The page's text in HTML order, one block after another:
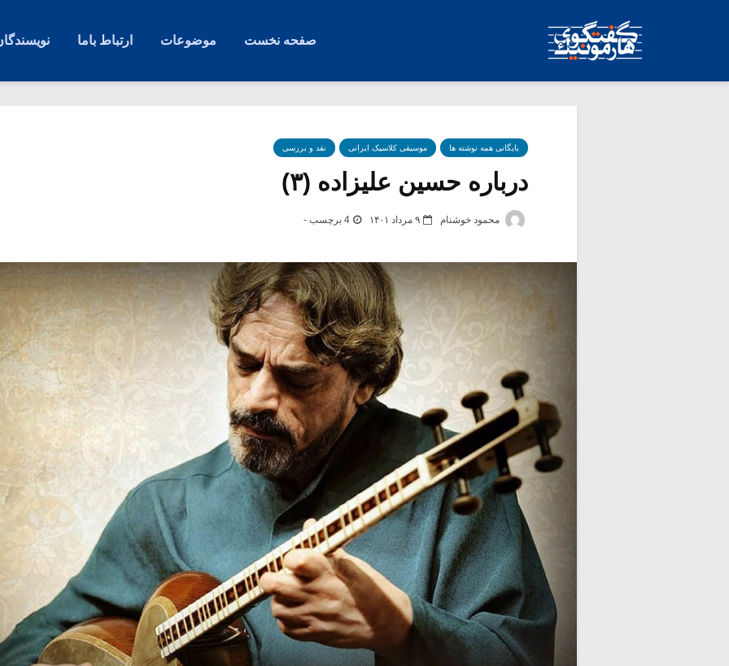
صفحه نخست موضوعات ارتباط باما
بایگانی همه نوشته ها موسیقی کلاسیک ایرانی نقد و بررسی
درباره حسین علیزاده (۳)
محمود خوشنام ۹ مرداد ۱۴۰۱ 4 برچسب -